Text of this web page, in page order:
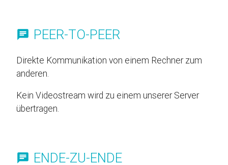
PEER-TO-PEER
Direkte Kommunikation von einem Rechner zum
anderen.
Kein Videostream wird zu einem unserer Server
übertragen.
ENDE-ZU-ENDE